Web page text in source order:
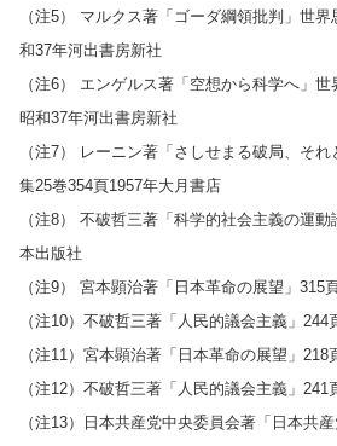
（注5） マルクス著「ゴーダ綱領批判」世
和37年河出書房新社
（注6） エンゲルス著「空想から科学へ」
昭和37年河出書房新社
（注7） レーニン著「さしせまる破局、そ
集25巻354頁1957年大月書店
（注8） 不破哲三著「科学的社会主義の運
本出版社
（注9） 宮本顕治著「日本革命の展望」315
（注10）不破哲三著「人民的議会主義」244
（注11）宮本顕治著「日本革命の展望」218
（注12）不破哲三著「人民的議会主義」241
（注13）日本共産党中央委員会著「日本共